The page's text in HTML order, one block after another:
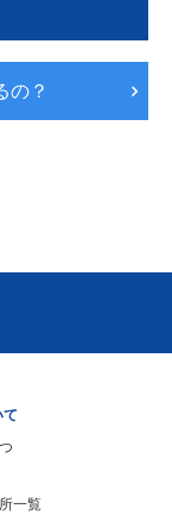
の？
て
一覧